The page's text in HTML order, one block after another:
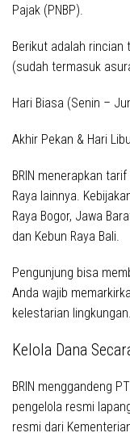
Pajak (PNBP).
Berikut adalah rincian
(sudah termasuk
Hari Biasa (Senin –
Akhir Pekan & Hari
BRIN menerapkan
Raya lainnya.
Raya Bogor, Jawa
dan Kebun Raya Bali.
Pengunjung bisa
Anda wajib
kelestarian lingkungan.
Kelola Dana
BRIN menggandeng
pengelola resmi
resmi dari